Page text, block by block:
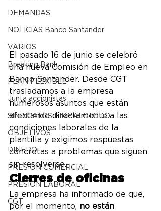
DEMANDAS
NOTICIAS Banco Santander
VARIOS
Breaking Bank
PLAN FLEXIBLE
Junta accionistas
SINDICATOS FIRMALOTODO
OBJETIVOS
DINERO
PRESIÓN COMERCIAL
PRESIÓN LABORAL
CGT
El pasado 16 de junio se celebró
una nueva Comisión de Empleo en
Banco Santander. Desde CGT
trasladamos a la empresa
numerosos asuntos que están
afectando directamente a las
condiciones laborales de la
plantilla y exigimos respuestas
concretas a problemas que siguen
sin resolverse.
Cierres de oficinas
La empresa ha informado de que,
por el momento, no están